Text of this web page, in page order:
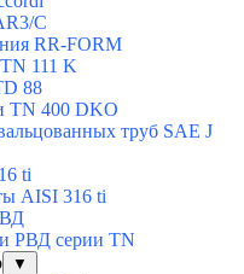
C
RR-FORM
111 K
88
TN 400 DKO
труб SAE J
ti
AISI 316 ti
РВД серии TN
▼